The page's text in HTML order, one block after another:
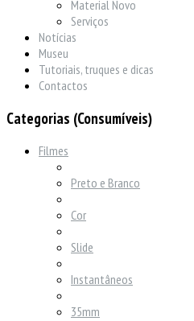
Material Novo
Serviços
Notícias
Museu
Tutoriais, truques e dicas
Contactos
Categorias (Consumíveis)
Filmes
Preto e Branco
Cor
Slide
Instantâneos
35mm